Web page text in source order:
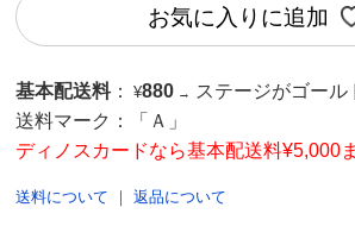
お気に入りに追加
基本配送料 ： ¥880 → ステージがゴール
送料マーク：
「Ａ」
ディノスカードなら基本配送料¥5,000
送料について ｜返品について